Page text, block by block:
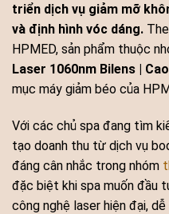
triển dịch vụ giảm mỡ
và định hình vóc dáng.
HPMED, sản phẩm thuộc
Laser 1060nm Bilens |
mục máy giảm béo của
Với các chủ spa đang tìm
tạo doanh thu từ dịch vụ
đáng cân nhắc trong nhóm
đặc biệt khi spa muốn đầu
công nghệ laser hiện đại,